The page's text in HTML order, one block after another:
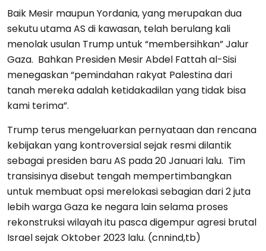
Baik Mesir maupun Yordania, yang merupakan dua
sekutu utama AS di kawasan, telah berulang kali
menolak usulan Trump untuk “membersihkan” Jalur
Gaza. Bahkan Presiden Mesir Abdel Fattah al-Sisi
menegaskan “pemindahan rakyat Palestina dari
tanah mereka adalah ketidakadilan yang tidak bisa
kami terima”.
Trump terus mengeluarkan pernyataan dan rencana
kebijakan yang kontroversial sejak resmi dilantik
sebagai presiden baru AS pada 20 Januari lalu. Tim
transisinya disebut tengah mempertimbangkan
untuk membuat opsi merelokasi sebagian dari 2 juta
lebih warga Gaza ke negara lain selama proses
rekonstruksi wilayah itu pasca digempur agresi brutal
Israel sejak Oktober 2023 lalu. (cnnind,tb)